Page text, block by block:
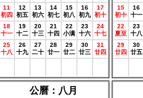
11
初四
12
初五
13
初六
14
初七
15
初八
16
初九
17
初十
18
十一
19
十二
20
十三
21
十四
22
小满
23
十六
24
十七
25
十八
26
十九
27
二十
28
廿一
29
廿二
30
廿三
31
廿四
15
初十
16
十一
22
夏至
23
十八
29
廿四
30
廿五
公曆：八月